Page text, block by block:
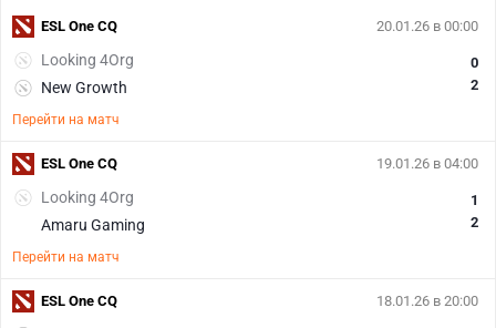
20.01.26 в 00:00
Looking 4Org
New Growth
0
2
Перейти на матч
ESL One CQ
19.01.26 в 04:00
Looking 4Org
Amaru Gaming
1
2
Перейти на матч
ESL One CQ
18.01.26 в 20:00
ESL One CQ